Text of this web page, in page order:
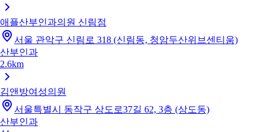
애플산부인과의원 신림점
서울 관악구 신림로 318 (신림동, 청암두산위브센티움)
산부인과
2.6km
김앤방여성의원
서울특별시 동작구 상도로37길 62, 3층 (상도동)
산부인과